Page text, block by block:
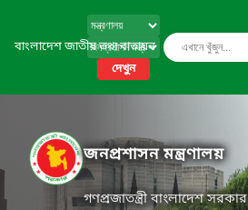
বাংলাদেশ জাতীয় তথ্য বাতায়ন
দেখুন
জনপ্রশাসন মন্ত্রণালয়
গণপ্রজাতন্ত্রী বাংলাদেশ সরকার